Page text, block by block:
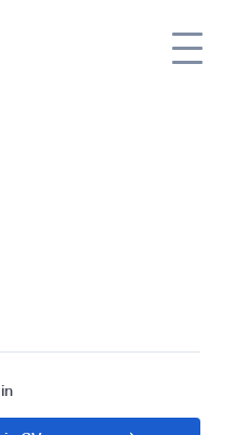
Passo
un
da